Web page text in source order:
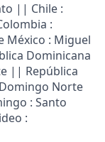
|| Chile :
:
México : Miguel
Dominicana
|| República
Norte
: Santo
: